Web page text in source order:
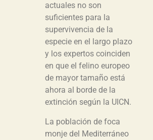
actuales no son
suficientes para la
supervivencia de la
especie en el largo plazo
y los expertos coinciden
en que el felino europeo
de mayor tamaño está
ahora al borde de la
extinción según la UICN.
La población de foca
monje del Mediterráneo